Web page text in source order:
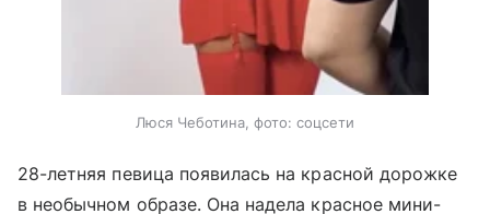
Люся Чеботина, фото: соцсети
28-летняя певица появилась на красной дорожке
в необычном образе. Она надела красное мини-